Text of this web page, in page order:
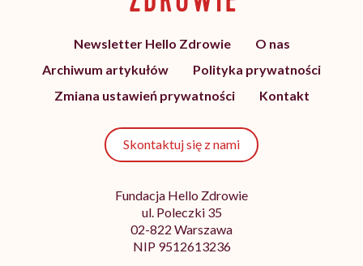
Newsletter Hello Zdrowie
O nas
Archiwum artykułów
Polityka prywatności
Zmiana ustawień prywatności
Kontakt
Skontaktuj się z nami
Fundacja Hello Zdrowie
ul. Poleczki 35
02-822 Warszawa
NIP 9512613236